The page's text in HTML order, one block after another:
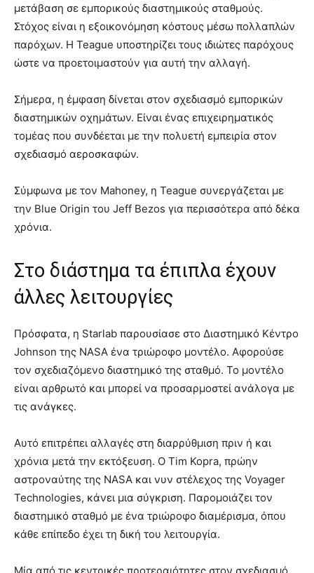
μετάβαση σε εμπορικούς διαστημικούς σταθμούς.
Στόχος είναι η εξοικονόμηση κόστους μέσω πολλαπλών
παρόχων. Η Teague υποστηρίζει τους ιδιώτες παρόχους
ώστε να προετοιμαστούν για αυτή την αλλαγή.
Σήμερα, η έμφαση δίνεται στον σχεδιασμό εμπορικών
διαστημικών οχημάτων. Είναι ένας επιχειρηματικός
τομέας που συνδέεται με την πολυετή εμπειρία στον
σχεδιασμό αεροσκαφών.
Σύμφωνα με τον Mahoney, η Teague συνεργάζεται με
την Blue Origin του Jeff Bezos για περισσότερα από δέκα
χρόνια.
Στο διάστημα τα έπιπλα έχουν
άλλες λειτουργίες
Πρόσφατα, η Starlab παρουσίασε στο Διαστημικό Κέντρο
Johnson της NASA ένα τριώροφο μοντέλο. Αφορούσε
τον σχεδιαζόμενο διαστημικό της σταθμό. Το μοντέλο
είναι αρθρωτό και μπορεί να προσαρμοστεί ανάλογα με
τις ανάγκες.
Αυτό επιτρέπει αλλαγές στη διαρρύθμιση πριν ή και
χρόνια μετά την εκτόξευση. Ο Tim Kopra, πρώην
αστροναύτης της NASA και νυν στέλεχος της Voyager
Technologies, κάνει μια σύγκριση. Παρομοιάζει τον
διαστημικό σταθμό με ένα τριώροφο διαμέρισμα, όπου
κάθε επίπεδο έχει τη δική του λειτουργία.
Μία από τις κεντρικές προτεραιότητες στον σχεδιασμό